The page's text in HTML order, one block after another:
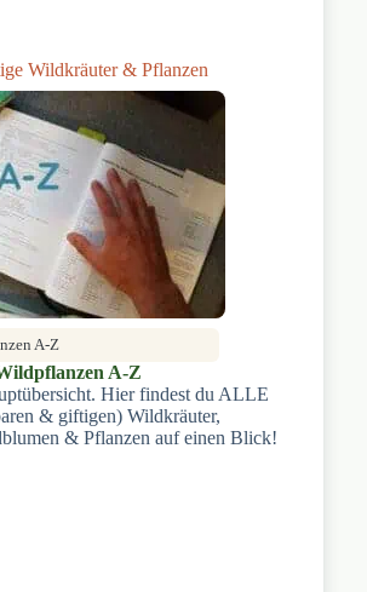
Wildkräuter & Pflanzen
A-Z
A-Z
Hier findest du ALLE
& giftigen) Wildkräuter,
& Pflanzen auf einen Blick!